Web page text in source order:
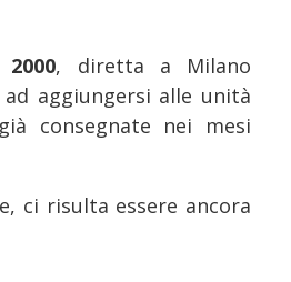
, diretta a Milano
aggiungersi alle unità
già consegnate nei mesi
ci risulta essere ancora